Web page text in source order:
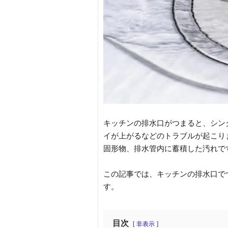
キッチンの排水口がつまると、シ
イが上がるなどのトラブルが起こ
固形物、排水管内に蓄積した汚れで
この記事では、キッチンの排水口
す。
目次 非表示